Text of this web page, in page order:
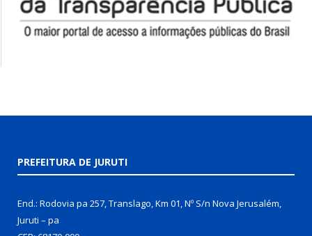
PREFEITURA DE JURUTI
End.: Rodovia pa 257, Translago, Km 01, Nº S/n Nova Jerusalém,
Juruti – pa